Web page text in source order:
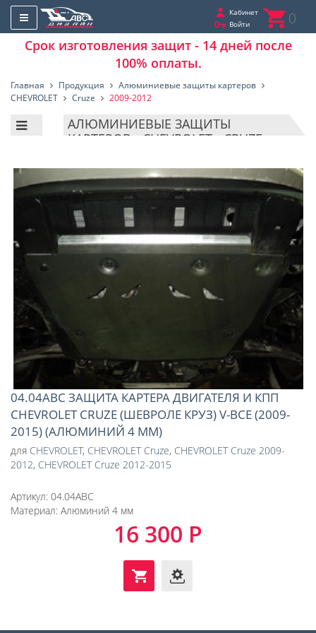
Кабинет
Войти
0
Срок изготовления защит - 14 дней после
100% оплаты.
Главная Продукция
Алюминиевые защиты картеров
CHEVROLET
Cruze 2009-2012
АЛЮМИНИЕВЫЕ ЗАЩИТЫ
КАРТЕРОВ - CHEVROLET - CRUZE -
04.04ABC ЗАЩИТА КАРТЕРА ДВИГАТЕЛЯ И КПП
CHEVROLET CRUZE (ШЕВРОЛЕ КРУЗ) V-ВСЕ (2009-
2015) (АЛЮМИНИЙ 4 ММ)
для CHEVROLET, CHEVROLET Cruze, CHEVROLET Cruze 2009-
2012, CHEVROLET Cruze 2012-2015
Артикул: 04.04ABC
Материал: Алюминий 4 мм
16 300 Р